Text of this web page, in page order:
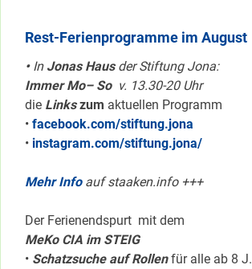
Rest-Ferienprogramme im August
•InJonas Hausder Stiftung Jona:
Immer Mo– So v. 13.30-20 Uhr
die Linkszum aktuellen Programm
• facebook.com/stiftung.jona
• instagram.com/stiftung.jona/
Mehr Infoauf staaken.info +++
Der Ferienendspurt mit dem
MeKo CIA im STEIG
• Schatzsuche auf Rollenfür alle ab 8 J.